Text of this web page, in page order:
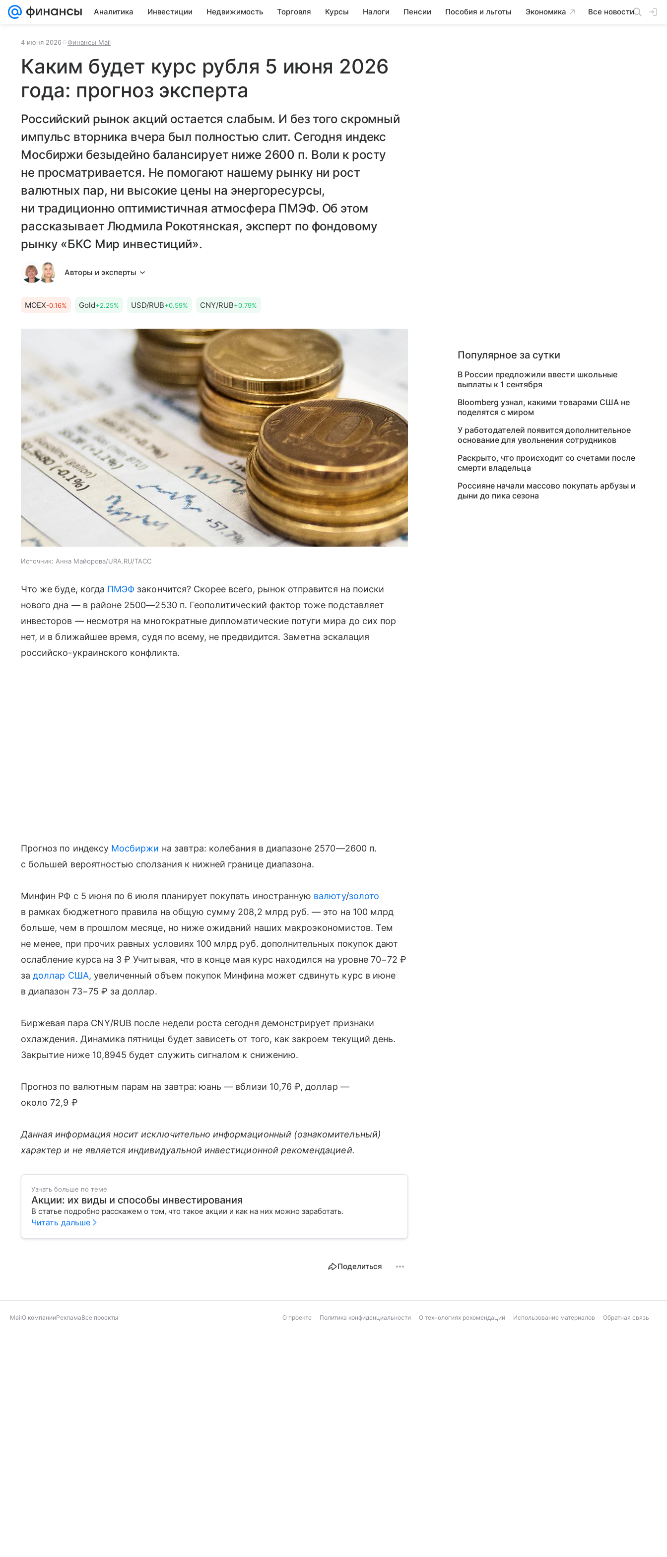
Аналитика Инвестиции Недвижимость Торговля Курсы Налоги Пенсии Пособия и льготы Экономика Все новости
4 июня 2026 Финансы Mail
Каким будет курс рубля 5 июня 2026
года: прогноз эксперта
Российский рынок акций остается слабым. И без того скромный
импульс вторника вчера был полностью слит. Сегодня индекс
Мосбиржи безыдейно балансирует ниже 2600 п. Воли к росту
не просматривается. Не помогают нашему рынку ни рост
валютных пар, ни высокие цены на энергоресурсы,
ни традиционно оптимистичная атмосфера ПМЭФ. Об этом
рассказывает Людмила Рокотянская, эксперт по фондовому
рынку «БКС Мир инвестиций».
Авторы и эксперты
MOEX-0.16% Gold+2.25% USD/RUB+0.59% CNY/RUB+0.79%
Источник: Анна Майорова/URA.RU/ТАСС
Что же буде, когда ПМЭФ закончится? Скорее всего, рынок отправится на поиски
нового дна — в районе 2500—2530 п. Геополитический фактор тоже подставляет
инвесторов — несмотря на многократные дипломатические потуги мира до сих пор
нет, и в ближайшее время, судя по всему, не предвидится. Заметна эскалация
российско-украинского конфликта.
Прогноз по индексу Мосбиржи на завтра: колебания в диапазоне 2570—2600 п.
с большей вероятностью сползания к нижней границе диапазона.
Минфин РФ с 5 июня по 6 июля планирует покупать иностранную валюту/золото
в рамках бюджетного правила на общую сумму 208,2 млрд руб. — это на 100 млрд
больше, чем в прошлом месяце, но ниже ожиданий наших макроэкономистов. Тем
не менее, при прочих равных условиях 100 млрд руб. дополнительных покупок дают
ослабление курса на 3 ₽ Учитывая, что в конце мая курс находился на уровне 70−72 ₽
задоллар США, увеличенный объем покупок Минфина может сдвинуть курс в июне
в диапазон 73−75 ₽ за доллар.
Биржевая пара CNY/RUB после недели роста сегодня демонстрирует признаки
охлаждения. Динамика пятницы будет зависеть от того, как закроем текущий день.
Закрытие ниже 10,8945 будет служить сигналом к снижению.
Прогноз по валютным парам на завтра: юань — вблизи 10,76 ₽, доллар —
около 72,9 ₽
Данная информация носит исключительно информационный (ознакомительный)
характер и не является индивидуальной инвестиционной рекомендацией.
Узнать больше по теме
Акции: их виды и способы инвестирования
В статье подробно расскажем о том, что такое акции и как на них можно заработать.
Читать дальше
Поделиться
Популярное за сутки
В России предложили ввести школьные
выплаты к 1 сентября
Bloomberg узнал, какими товарами США не
поделятся с миром
У работодателей появится дополнительное
основание для увольнения сотрудников
Раскрыто, что происходит со счетами после
смерти владельца
Россияне начали массово покупать арбузы и
дыни до пика сезона
MailО компанииРекламаВсе проекты О проекте Политика конфиденциальности О технологиях рекомендаций Использование материалов Обратная связь